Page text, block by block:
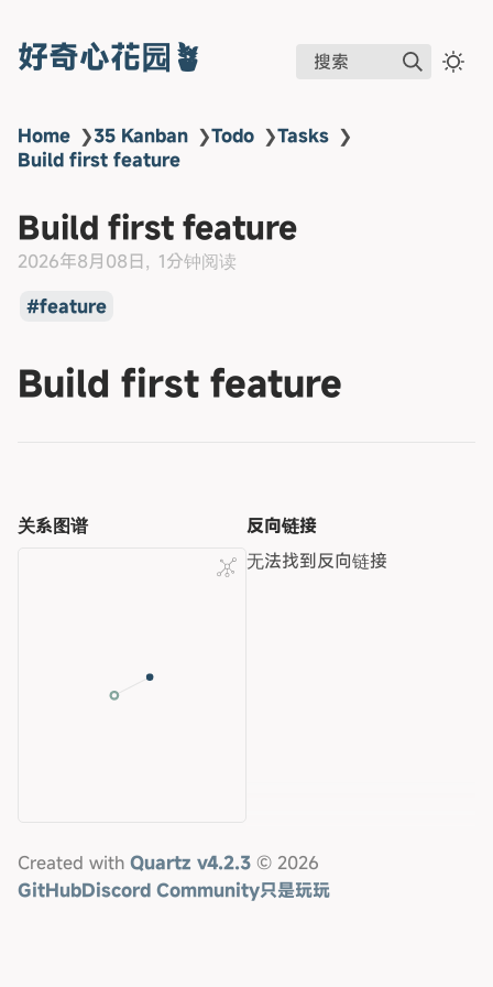
好奇心花园🪴 搜索
Home ❯35 Kanban ❯Todo ❯Tasks ❯
Build first feature
Build first feature
2026年8月08日
1分钟阅读
feature
Build first feature
关系图谱
反向链接
无法找到反向链接
Created with Quartz v4.2.3 © 2026
GitHubDiscord Community只是玩玩